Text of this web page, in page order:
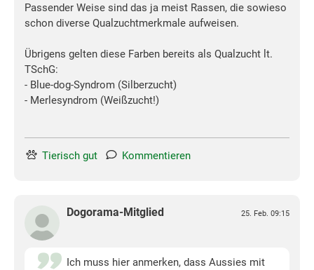
Passender Weise sind das ja meist Rassen, die sowieso
schon diverse Qualzuchtmerkmale aufweisen.
Übrigens gelten diese Farben bereits als Qualzucht lt.
TSchG:
- Blue-dog-Syndrom (Silberzucht)
- Merlesyndrom (Weißzucht!)
Tierisch gut Kommentieren
Dogorama-Mitglied 25. Feb. 09:15
Ich muss hier anmerken, dass Aussies mit